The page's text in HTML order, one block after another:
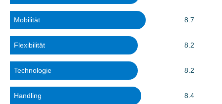
Mobilität 8.7
Flexibilität 8.2
Technologie 8.2
Handling 8.4